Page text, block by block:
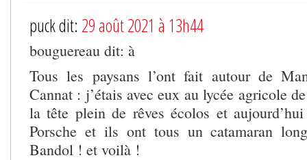
puck dit: 29 août 2021 à 13h44
bouguereau dit: à
Tous les paysans l’ont fait autour de
Cannat : j’étais avec eux au lycée agricole
la tête plein de rêves écolos et
Porsche et ils ont tous un catamaran
Bandol ! et voilà !